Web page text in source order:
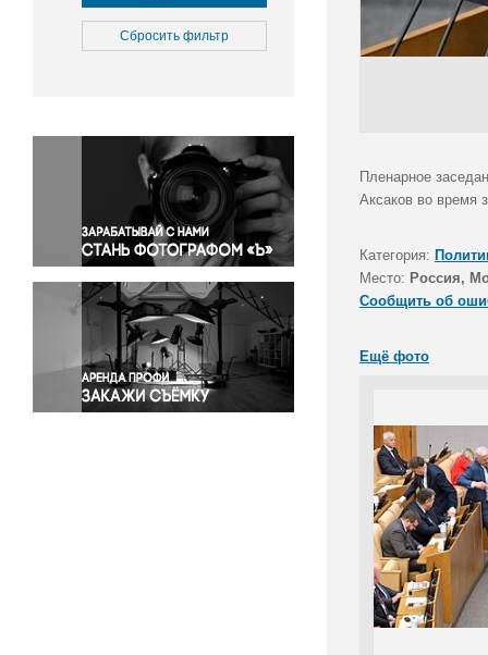
Культура
Медицина
Окружающая среда
Политика
Правосудие
Происшествия и конфликты
Религия
Светская жизнь
Спорт
Экология
Экономика и бизнес
Сбросить фильтр
Пленарное
Аксаков во время
Категория:
Место: Россия,
Сообщить об
Ещё фото